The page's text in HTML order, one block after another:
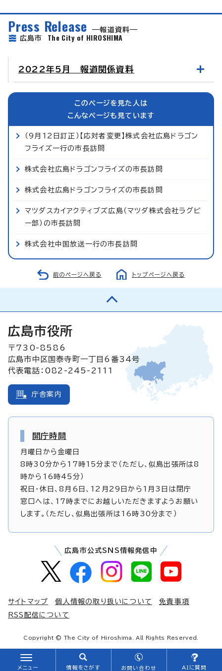
Press Release
報道資料
広島市 The City of HIROSHIMA
2022年5月 報道関係資料
このページを見た人は
こんなページも見ています
（9月12日訂正）【応対者変更】株式会社広島ドラゴン
フライズ一行の市長訪問
株式会社広島ドラゴンフライズの市長訪問
株式会社広島ドラゴンフライズの市長訪問
マツダスカイアクティブズ広島（マツダ株式会社ラグビ
ー部）の市長訪問
株式会社中国放送一行の市長訪問
前のページへ戻る トップページへ戻る
メニュー 情報をさがす お問い合わせ AIに質問
広島市役所
〒730-8586
広島市中区国泰寺町一丁目6番34号
代表電話：082-245-2111
庁舎案内
開庁時間
月曜日から金曜日
8時30分から17時15分まで（ただし、似島出張所は8
時から16時45分）
祝日・休日、8月6日、12月29日から1月3日は閉庁
窓口へは、17時までにお越しいただきますようお願い
します。（ただし、似島出張所は16時30分まで）
広島市公式SNS情報発信中
サイトマップ 個人情報の取り扱いについて
免責事項
RSS配信について
Copyright © The City of Hiroshima. All Rights Reserved.